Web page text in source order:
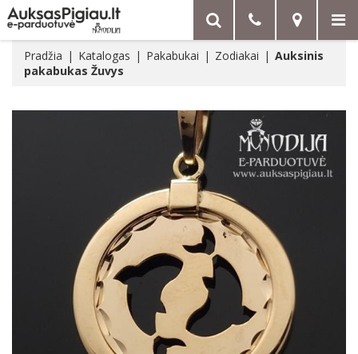
Pradžia Katalogas Pakabukai Zodiakai
Auksinis
pakabukas Žuvys